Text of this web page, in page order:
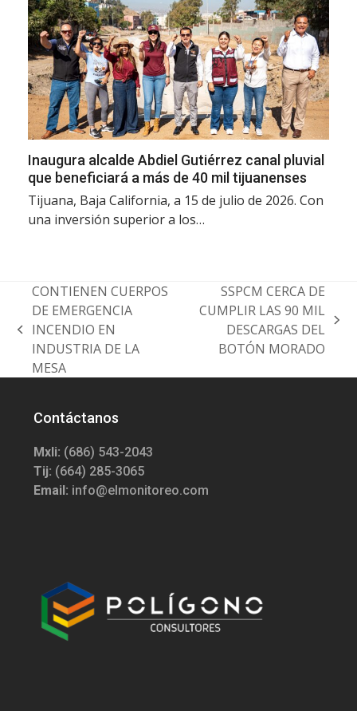
Inaugura alcalde Abdiel Gutiérrez canal pluvial
que beneficiará a más de 40 mil tijuanenses
Tijuana, Baja California, a 15 de julio de 2026. Con
una inversión superior a los…
previous
post:
CONTIENEN CUERPOS
DE EMERGENCIA
INCENDIO EN
INDUSTRIA DE LA
MESA
post:
SSPCM CERCA DE
CUMPLIR LAS 90 MIL
DESCARGAS DEL
BOTÓN MORADO
Contáctanos
Mxli: (686) 543-2043
Tij: (664) 285-3065
Email: info@elmonitoreo.com